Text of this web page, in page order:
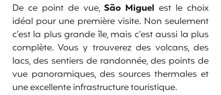
De ce point de vue, São Miguel est le choix
idéal pour une première visite. Non seulement
c’est la plus grande île, mais c’est aussi la plus
complète. Vous y trouverez des volcans, des
lacs, des sentiers de randonnée, des points de
vue panoramiques, des sources thermales et
une excellente infrastructure touristique.